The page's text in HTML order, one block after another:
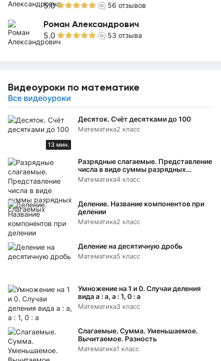
5.0 56 отзывов
Роман Александрович
5.0 53 отзыва
Видеоуроки по математике
Все видеоуроки
13 мин.
Десяток. Счёт десятками до 100
Математика2 класс
Разрядные слагаемые. Представление
числа в виде суммы разрядных
слагаемых
Математика4 класс
Деление. Название компонентов при
делении
Математика2 класс
Деление на десятичную дробь
Математика5 класс
Умножение на 1 и 0. Случаи деления
вида а : а, а : 1, 0 : а
Математика3 класс
Слагаемые. Сумма. Уменьшаемое.
Вычитаемое. Разность
Математика1 класс